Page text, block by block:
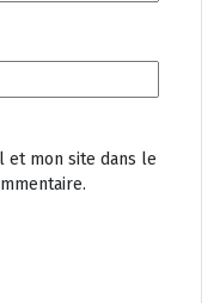
et mon site dans le